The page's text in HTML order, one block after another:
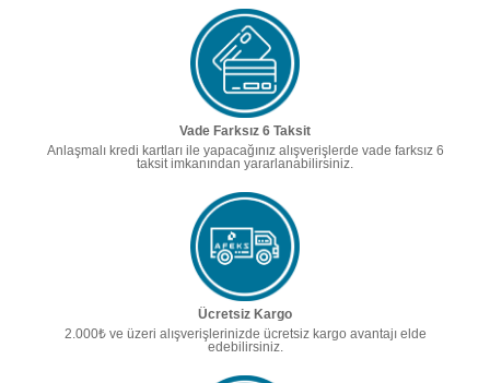
Vade Farksız 6 Taksit
Anlaşmalı kredi kartları ile yapacağınız alışverişlerde vade farksız 6
taksit imkanından yararlanabilirsiniz.
Ücretsiz Kargo
2.000₺ ve üzeri alışverişlerinizde ücretsiz kargo avantajı elde
edebilirsiniz.